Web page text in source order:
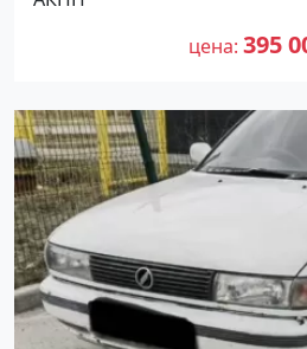
цене 395000 рублей,
№27500 на сайте
цена 395